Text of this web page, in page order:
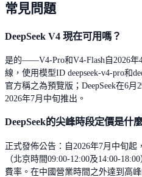
常見問題
DeepSeek V4 現在可用嗎？
是的——V4-Pro和V4-Flash自2026年
線，使用模型ID deepseek-v4-pro和
官方稱之為預覽版；DeepSeek在6
2026年7月中旬推出。
DeepSeek的尖峰時段定價是什
正式發佈公告：自2026年7月中旬
（北京時間09:00-12:00及14:00-
費率。在中國營業時間之外達到高